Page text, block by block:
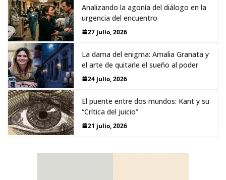
Analizando la agonía del diálogo en la
urgencia del encuentro
27 julio, 2026
La dama del enigma: Amalia Granata y
el arte de quitarle el sueño al poder
24 julio, 2026
El puente entre dos mundos: Kant y su
“Crítica del juicio”
21 julio, 2026